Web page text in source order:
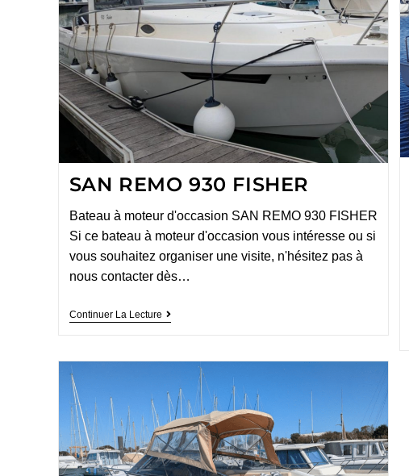
SAN REMO 930 FISHER
Bateau à moteur d'occasion SAN REMO 930 FISHER
Si ce bateau à moteur d'occasion vous intéresse ou si
vous souhaitez organiser une visite, n'hésitez pas à
nous contacter dès…
Continuer La Lecture